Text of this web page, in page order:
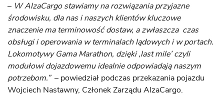
– W AlzaCargo stawiamy na rozwiązania przyjazne
środowisku, dla nas i naszych klientów kluczowe
znaczenie ma terminowość dostaw, a zwłaszcza czas
obsługi i operowania w terminalach lądowych i w portach.
Lokomotywy Gama Marathon, dzięki ‚last mile’ czyli
modułowi dojazdowemu idealnie odpowiadają naszym
potrzebom.”– powiedział podczas przekazania pojazdu
Wojciech Nastawny, Członek Zarządu AlzaCargo.